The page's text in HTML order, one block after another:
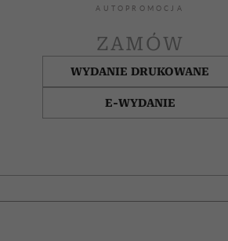
AUTOPROMOCJA
ZAMÓW
WYDANIE DRUKOWANE
E-WYDANIE